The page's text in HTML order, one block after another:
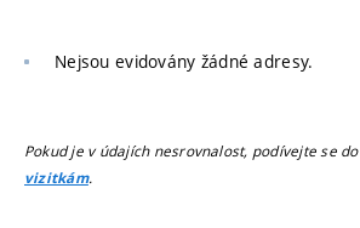
Nejsou evidovány žádné adresy.
Pokud je v údajích nesrovnalost, podívejte se do
vizitkám.